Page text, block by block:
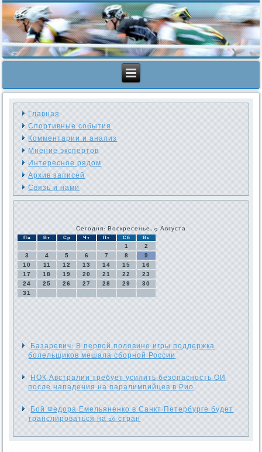
Главная
Спортивные события
Комментарии и анализ
Мнение экспертов
Интересное рядом
Архив записей
Связь и нами
Сегодня: Воскресенье, 9 Августа
Пн Вт Ср Чт Пт Сб Вс
1
2
3
4 5 6 7 8
9
10
11 12 13 14 15
16
17
18 19 20 21 22
23
24
25 26 27 28 29
30
31
Базаревич: В первой половине игры поддержка
болельщиков мешала сборной России
НОК Австралии требует усилить безопасность ОИ
после нападения на паралимпийцев в Рио
Бой Федора Емельяненко в Санкт-Петербурге будет
транслироваться на 26 стран